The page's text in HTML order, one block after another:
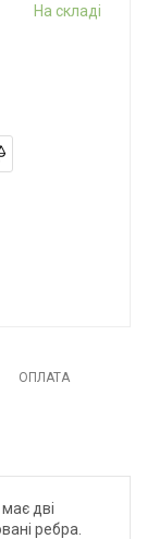
На складі
ОПЛАТА
дві
ребра.